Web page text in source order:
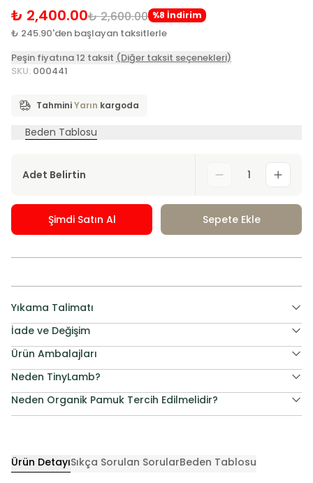
₺ 2,400.00₺ 2,600.00 %8 İndirim
₺ 245.90'den başlayan taksitlerle
Peşin fiyatına 12 taksit (Diğer taksit seçenekleri)
SKU: 000441
TahminiYarın kargoda
Beden Tablosu
Adet Belirtin 1
Şimdi Satın Al Sepete Ekle
Yıkama Talimatı
İade ve Değişim
Ürün Ambalajları
Neden TinyLamb?
Neden Organik Pamuk Tercih Edilmelidir?
Ürün DetayıSıkça Sorulan SorularBeden Tablosu